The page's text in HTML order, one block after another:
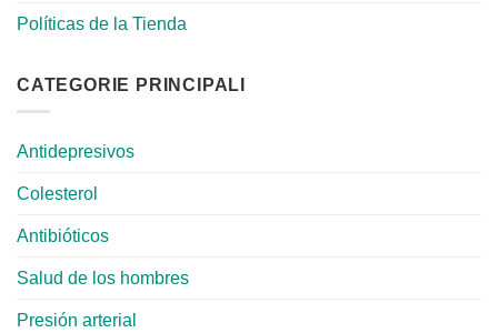
Políticas de la Tienda
CATEGORIE PRINCIPALI
Antidepresivos
Colesterol
Antibióticos
Salud de los hombres
Presión arterial